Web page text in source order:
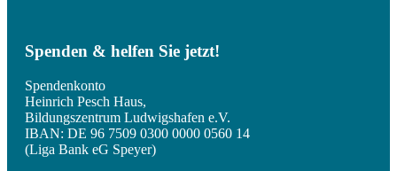
Spenden & helfen Sie jetzt!
Spendenkonto
Heinrich Pesch Haus,
Bildungszentrum Ludwigshafen e.V.
IBAN: DE 96 7509 0300 0000 0560 14
(Liga Bank eG Speyer)